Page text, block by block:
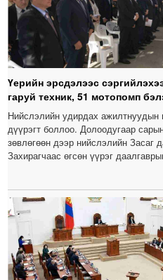
Үерийн эрсдэлээс
гаруй техник, 51 мотопомп
Нийслэлийн удирдах ажилтнуудын
дүүрэгт боллоо. Долоодугаар
зөвлөгөөн дээр нийслэлийн Засаг
Захирагчаас өгсөн үүрэг